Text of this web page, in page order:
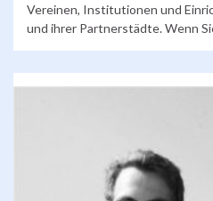
Vereinen, Institutionen und
und ihrer Partnerstädte. Wenn